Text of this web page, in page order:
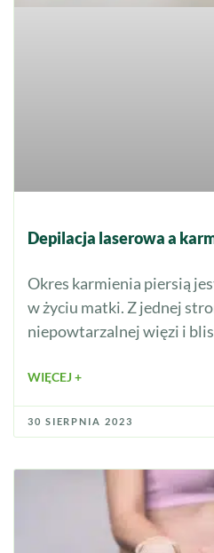
Depilacja laserowa a
Okres karmienia piersią
w życiu matki. Z jednej
niepowtarzalnej więzi i
WIĘCEJ +
30 SIERPNIA 2023